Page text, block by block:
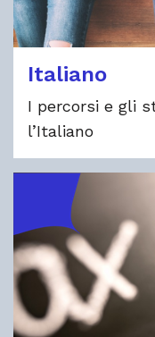
Italiano
I percorsi e gli
l’Italiano